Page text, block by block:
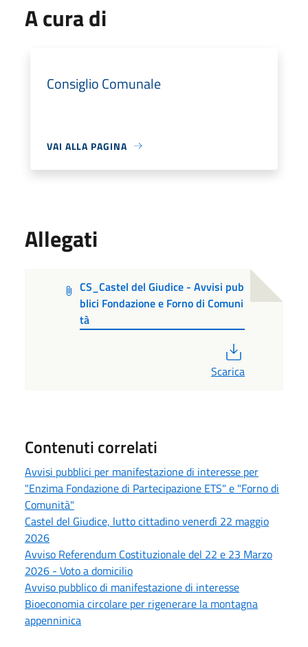
A cura di
Consiglio Comunale
VAI ALLA PAGINA
Allegati
CS_Castel del Giudice - Avvisi pub
blici Fondazione e Forno di Comuni
tà
Scarica
Contenuti correlati
Avvisi pubblici per manifestazione di interesse per
"Enzima Fondazione di Partecipazione ETS" e "Forno di
Comunità"
Castel del Giudice, lutto cittadino venerdì 22 maggio
2026
Avviso Referendum Costituzionale del 22 e 23 Marzo
2026 - Voto a domicilio
Avviso pubblico di manifestazione di interesse
Bioeconomia circolare per rigenerare la montagna
appenninica